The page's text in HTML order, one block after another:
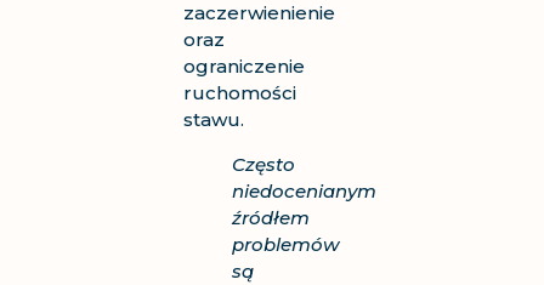
zaczerwienienie
oraz
ograniczenie
ruchomości
stawu.
Często
niedocenianym
źródłem
problemów
są